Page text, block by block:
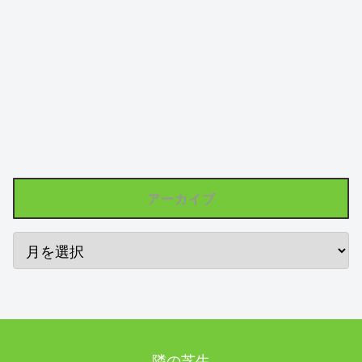
アーカイブ